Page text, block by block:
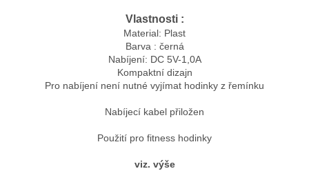
Vlastnosti :
Material: Plast
Barva : černá
Nabíjení: DC 5V-1,0A
Kompaktní dizajn
Pro nabíjení není nutné vyjímat hodinky z řemínku
Nabíjecí kabel přiložen
Použití pro fitness hodinky
viz. výše